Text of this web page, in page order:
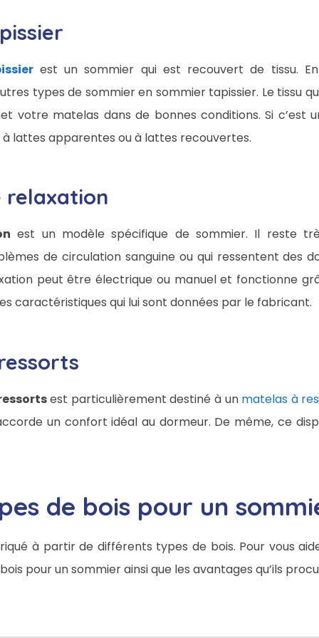
est un sommier qui est recouvert de tissu.
types de sommier en sommier tapissier. Le tissu
votre matelas dans de bonnes conditions. Si c’est
lattes apparentes ou à lattes recouvertes.
relaxation
est un modèle spécifique de sommier. Il reste
de circulation sanguine ou qui ressentent des
peut être électrique ou manuel et fonctionne
caractéristiques qui lui sont données par le fabricant.
est particulièrement destiné à un matelas à
un confort idéal au dormeur. De même, ce
de bois pour un
à partir de différents types de bois. Pour vous
pour un sommier ainsi que les avantages qu’ils